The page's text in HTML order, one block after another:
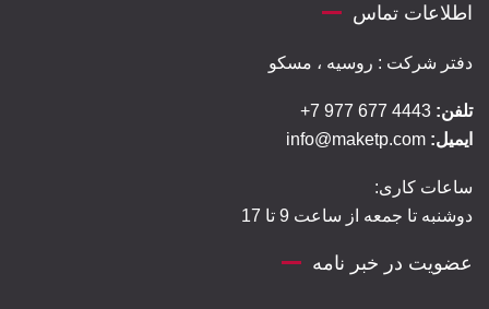
اطلاعات تماس
دفتر شرکت : روسیه ، مسکو
تلفن:
ایمیل:
ساعات کاری:
دوشنبه تا جمعه از ساعت 9 تا 17
عضویت در خبر نامه